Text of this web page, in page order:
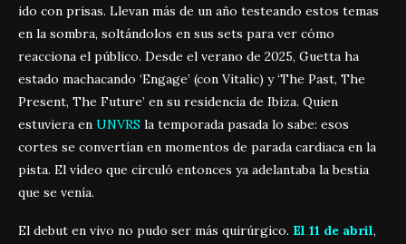
ido con prisas. Llevan más de un año testeando estos temas
en la sombra, soltándolos en sus sets para ver cómo
reacciona el público. Desde el verano de 2025, Guetta ha
estado machacando ‘Engage’ (con Vitalic) y ‘The Past, The
Present, The Future’ en su residencia de Ibiza. Quien
estuviera en UNVRS la temporada pasada lo sabe: esos
cortes se convertían en momentos de parada cardiaca en la
pista. El vídeo que circuló entonces ya adelantaba la bestia
que se venía.
El debut en vivo no pudo ser más quirúrgico. El 11 de abril,